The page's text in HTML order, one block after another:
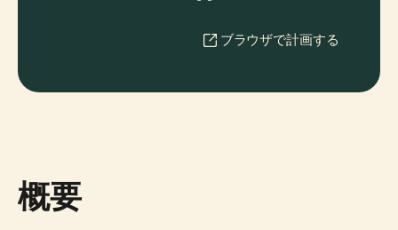
ブラウザで計画する
概要